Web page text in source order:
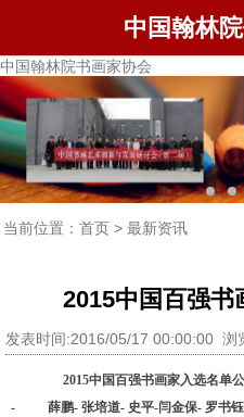
中国翰林
中国翰林院书画家协会
当前位置： 首页> 最新资讯
2015中国百强书
发表时间:2016/05/17 00:00:00 浏
2015中国百强书画家入选名单
- 薛鹏- 张培道- 史平-闫金保- 罗书钰-